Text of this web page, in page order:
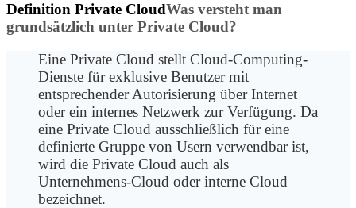
Definition Private CloudWas versteht man
grundsätzlich unter Private Cloud?
Eine Private Cloud stellt Cloud-Computing-
Dienste für exklusive Benutzer mit
entsprechender Autorisierung über Internet
oder ein internes Netzwerk zur Verfügung. Da
eine Private Cloud ausschließlich für eine
definierte Gruppe von Usern verwendbar ist,
wird die Private Cloud auch als
Unternehmens-Cloud oder interne Cloud
bezeichnet.